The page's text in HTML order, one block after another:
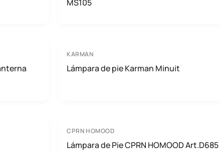
MS105
KARMAN
Lámpara de pie Karman Minuit
CPRN HOMOOD
Lámpara de Pie CPRN HOMOOD Art.D685